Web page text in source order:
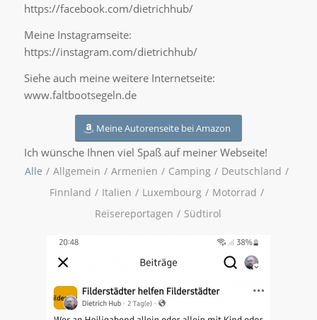
https://facebook.com/dietrichhub/
Meine Instagramseite:
https://instagram.com/dietrichhub/
Siehe auch meine weitere Internetseite:
www.faltbootsegeln.de
Meine Autorenseite bei Amazon
Ich wünsche Ihnen viel Spaß auf meiner Webseite!
Alle / Allgemein / Armenien / Camping / Deutschland /
Finnland / Italien / Luxembourg / Motorrad /
Reisereportagen / Südtirol